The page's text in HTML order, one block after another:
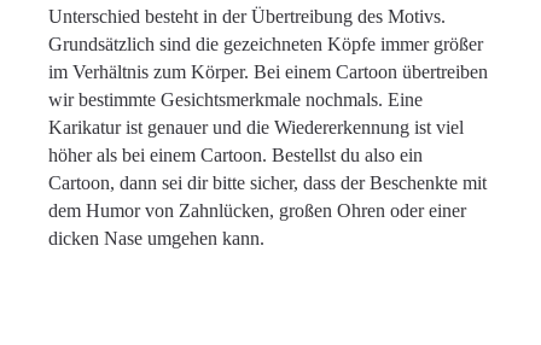
Unterschied besteht in der Übertreibung des Motivs.
Grundsätzlich sind die gezeichneten Köpfe immer größer
im Verhältnis zum Körper. Bei einem Cartoon übertreiben
wir bestimmte Gesichtsmerkmale nochmals. Eine
Karikatur ist genauer und die Wiedererkennung ist viel
höher als bei einem Cartoon. Bestellst du also ein
Cartoon, dann sei dir bitte sicher, dass der Beschenkte mit
dem Humor von Zahnlücken, großen Ohren oder einer
dicken Nase umgehen kann.